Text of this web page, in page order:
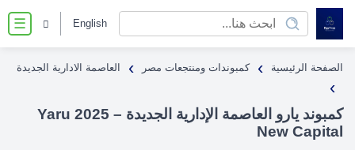
☰ English
الصفحة الرئيسية › كمبوندات ومنتجعات مصر › العاصمة الادارية الجديدة
›
كمبوند يارو العاصمة الإدارية الجديدة – 2025 Yaru
New Capital